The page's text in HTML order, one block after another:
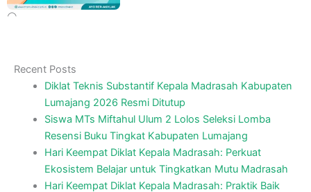
Recent Posts
Diklat Teknis Substantif Kepala Madrasah Kabupaten
Lumajang 2026 Resmi Ditutup
Siswa MTs Miftahul Ulum 2 Lolos Seleksi Lomba
Resensi Buku Tingkat Kabupaten Lumajang
Hari Keempat Diklat Kepala Madrasah: Perkuat
Ekosistem Belajar untuk Tingkatkan Mutu Madrasah
Hari Keempat Diklat Kepala Madrasah: Praktik Baik